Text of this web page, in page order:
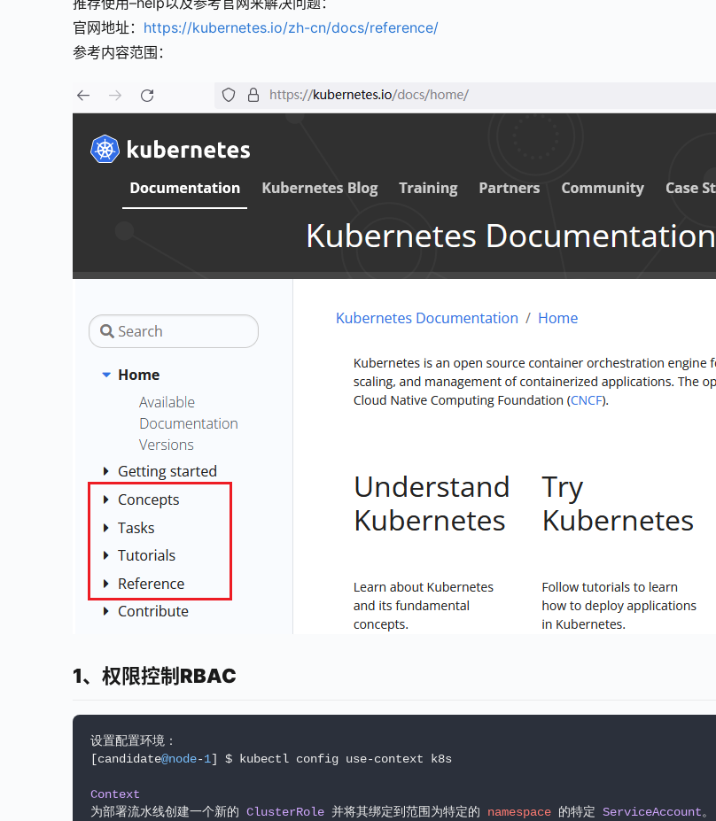
官网地址： https://kubernetes.io/zh-cn/docs/reference/
参考内容范围：
1、权限控制RBAC
设置配置环境：
[candidate@node-1] $ kubectl config use-context k8s
Context
为部署流水线创建一个新的 ClusterRole 并将其绑定到范围为特定的 namespace 的特定 ServiceAccount。